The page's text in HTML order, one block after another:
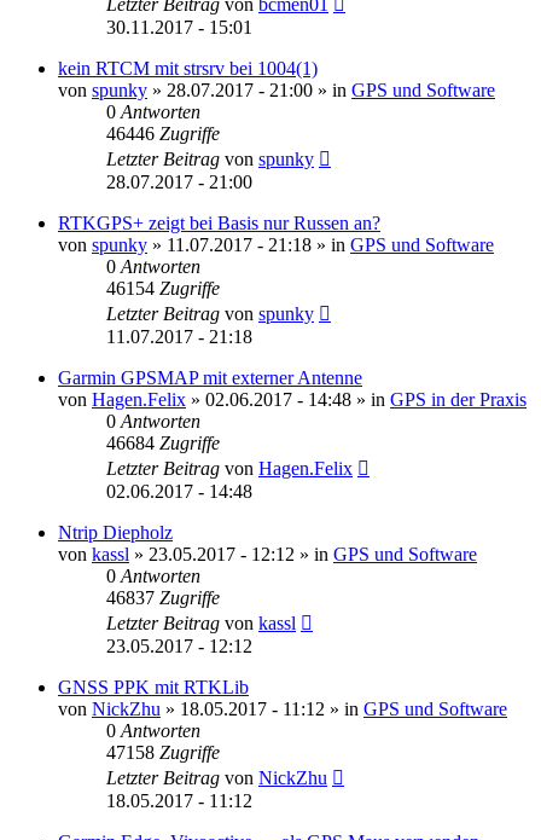
30.11.2017 - 15:01
kein RTCM mit strsrv bei 1004(1)
von spunky » 28.07.2017 - 21:00 » in GPS und Software
0 Antworten
46446 Zugriffe
Letzter Beitrag von spunky
28.07.2017 - 21:00
RTKGPS+ zeigt bei Basis nur Russen an?
von spunky » 11.07.2017 - 21:18 » in GPS und Software
0 Antworten
46154 Zugriffe
Letzter Beitrag von spunky
11.07.2017 - 21:18
Garmin GPSMAP mit externer Antenne
von Hagen.Felix » 02.06.2017 - 14:48 » in GPS in der Praxis
0 Antworten
46684 Zugriffe
Letzter Beitrag von Hagen.Felix
02.06.2017 - 14:48
Ntrip Diepholz
von kassl » 23.05.2017 - 12:12 » in GPS und Software
0 Antworten
46837 Zugriffe
Letzter Beitrag von kassl
23.05.2017 - 12:12
GNSS PPK mit RTKLib
von NickZhu » 18.05.2017 - 11:12 » in GPS und Software
0 Antworten
47158 Zugriffe
Letzter Beitrag von NickZhu
18.05.2017 - 11:12